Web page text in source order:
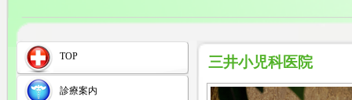
TOP
診療案内
三井小児科医院